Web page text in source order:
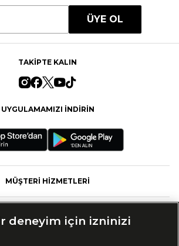
ÜYE OL
TAKİPTE KALIN
UYGULAMAMIZI İNDİRİN
MÜŞTERİ HİZMETLERİ
deneyim için izninizi